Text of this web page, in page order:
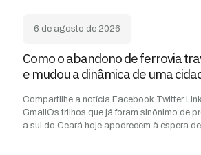
6 de agosto de 2026
Como o abandono de ferrovia
e mudou a dinâmica de uma
Compartilhe a notícia Facebook Twitter
GmailOs trilhos que já foram sinônimo de
a sul do Ceará hoje apodrecem à espera